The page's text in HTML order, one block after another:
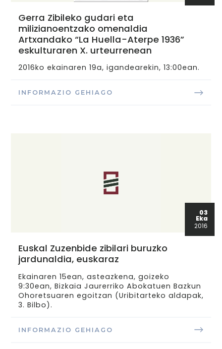
Gerra Zibileko gudari eta
milizianoentzako omenaldia
Artxandako “La Huella-Aterpe 1936”
eskulturaren X. urteurrenean
2016ko ekainaren 19a, igandearekin, 13:00ean.
INFORMAZIO GEHIAGO
03
Eka
2016
Euskal Zuzenbide zibilari buruzko
jardunaldia, euskaraz
Ekainaren 15ean, asteazkena, goizeko
9:30ean, Bizkaia Jaurerriko Abokatuen Bazkun
Ohoretsuaren egoitzan (Uribitarteko aldapak,
3. Bilbo).
INFORMAZIO GEHIAGO